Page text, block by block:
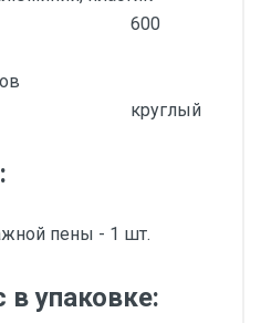
600
круглый
пены - 1 шт.
в упаковке: